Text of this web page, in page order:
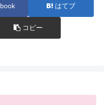
はてブ
コピー